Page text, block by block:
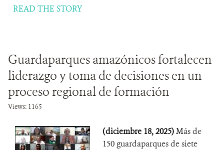
READ THE STORY
Guardaparques amazónicos fortalecen
liderazgo y toma de decisiones en un
proceso regional de formación
Views: 1165
(diciembre 18, 2025)Más de
150 guardaparques de siete